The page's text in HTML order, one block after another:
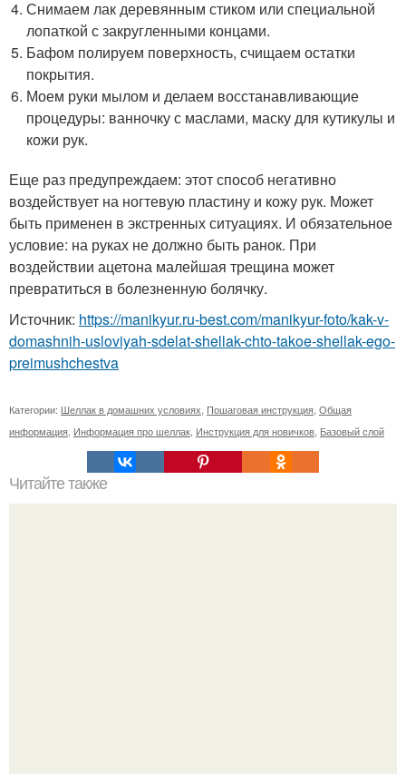
Снимаем лак деревянным стиком или специальной
лопаткой с закругленными концами.
Бафом полируем поверхность, счищаем остатки
покрытия.
Моем руки мылом и делаем восстанавливающие
процедуры: ванночку с маслами, маску для кутикулы и
кожи рук.
Еще раз предупреждаем: этот способ негативно
воздействует на ногтевую пластину и кожу рук. Может
быть применен в экстренных ситуациях. И обязательное
условие: на руках не должно быть ранок. При
воздействии ацетона малейшая трещина может
превратиться в болезненную болячку.
Источник: https://manikyur.ru-best.com/manikyur-foto/kak-v-
domashnih-usloviyah-sdelat-shellak-chto-takoe-shellak-ego-
preimushchestva
Категории: Шеллак в домашних условиях Пошаговая инструкция Общая
информация Информация про шеллак Инструкция для новичков Базовый слой
Читайте также